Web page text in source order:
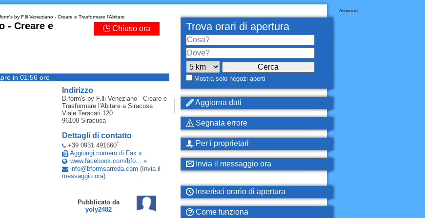
by F.lli Veneziano - Creare e Trasformare l'Abitare
- Creare e
🕒 Chiuso ora
in 01:56 ore
Indirizzo
B.form's by F.lli Veneziano - Creare e
Trasformare l'Abitarea Siracusa
Viale Teracati 120
96100 Siracusa
Dettagli di contatto
+39 0931 491660*
Aggiungi numero di Fax »
www.facebook.com/bfo... »
info@ bformsarreda.com (Invia il
messaggio ora)
Pubblicato da
yoly2482
Annuncio
Trova orari di apertura
Mostra solo negozi aperti
Aggiorna dati
Segnala errore
Per i proprietari
Invia il messaggio ora
Inserisci orario di apertura
Come funziona